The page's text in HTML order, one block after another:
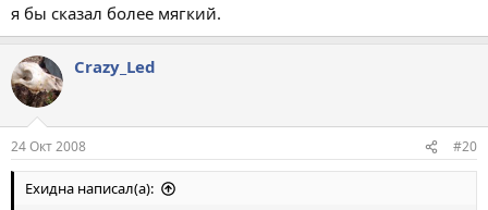
я бы сказал более мягкий.
Crazy_Led
24 Окт 2008 #20
Ехидна написал(а):